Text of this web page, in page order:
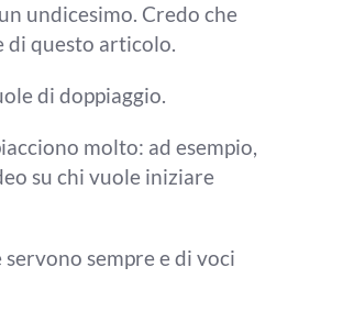
undicesimo. Credo che
di questo articolo.
di doppiaggio.
molto: ad esempio,
su chi vuole iniziare
servono sempre e di voci